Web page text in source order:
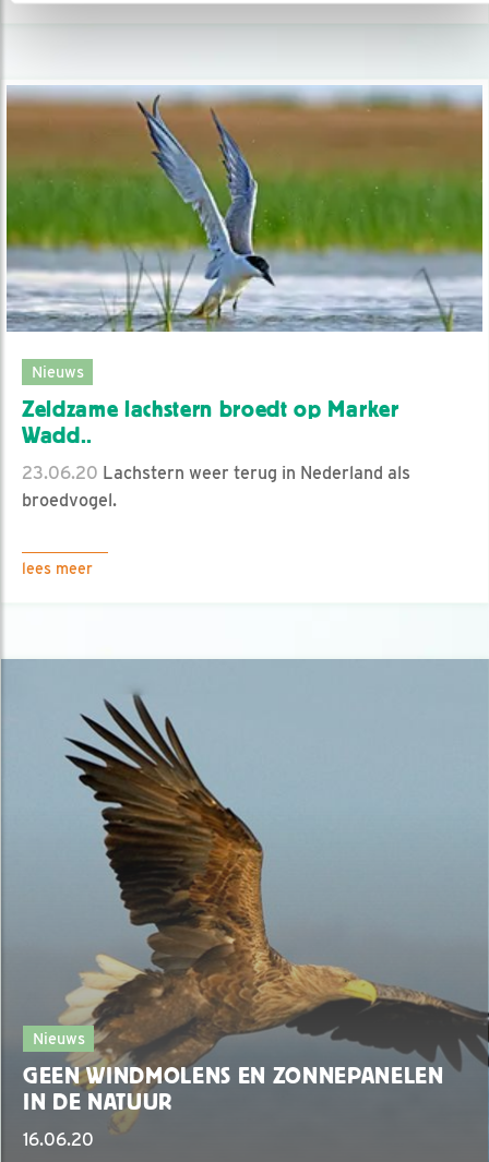
Nieuws
Zeldzame lachstern broedt op Marker
Wadd..
23.06.20 Lachstern weer terug in Nederland als
broedvogel.
lees meer
Nieuws
GEEN WINDMOLENS EN ZONNEPANELEN
IN DE NATUUR
16.06.20